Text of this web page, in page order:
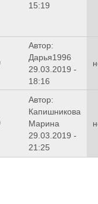
15:19
Автор:
Дарья1996
29.03.2019 -
18:16
Автор:
Капишникова
Марина
29.03.2019 -
21:25